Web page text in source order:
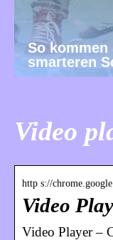
So kommen
smarteren
Video
http s://
Video
Video Player –